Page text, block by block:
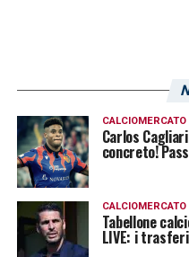
CALCIOMERCATO
Carlos
concreto!
CALCIOMERCATO
Tabellone
LIVE: i